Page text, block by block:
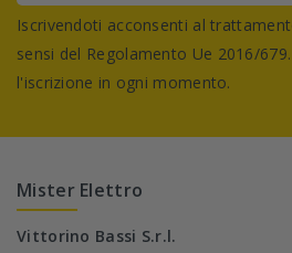
Iscrivendoti acconsenti al
sensi del Regolamento Ue 2016/
l'iscrizione in ogni momento.
Mister Elettro
Vittorino Bassi S.r.l.